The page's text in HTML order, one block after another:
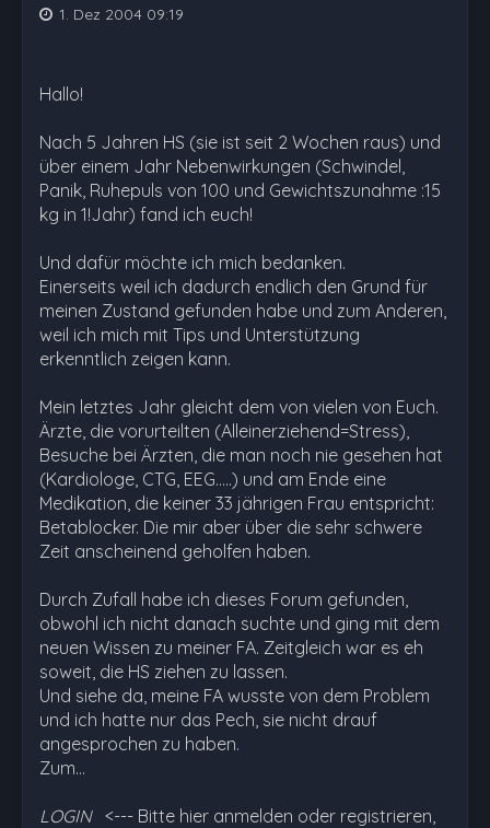
1. Dez 2004 09:19
Hallo!
Nach 5 Jahren HS (sie ist seit 2 Wochen raus) und
über einem Jahr Nebenwirkungen (Schwindel,
Panik, Ruhepuls von 100 und Gewichtszunahme :15
kg in 1!Jahr) fand ich euch!
Und dafür möchte ich mich bedanken.
Einerseits weil ich dadurch endlich den Grund für
meinen Zustand gefunden habe und zum Anderen,
weil ich mich mit Tips und Unterstützung
erkenntlich zeigen kann.
Mein letztes Jahr gleicht dem von vielen von Euch.
Ärzte, die vorurteilten (Alleinerziehend=Stress),
Besuche bei Ärzten, die man noch nie gesehen hat
(Kardiologe, CTG, EEG.....) und am Ende eine
Medikation, die keiner 33 jährigen Frau entspricht:
Betablocker. Die mir aber über die sehr schwere
Zeit anscheinend geholfen haben.
Durch Zufall habe ich dieses Forum gefunden,
obwohl ich nicht danach suchte und ging mit dem
neuen Wissen zu meiner FA. Zeitgleich war es eh
soweit, die HS ziehen zu lassen.
Und siehe da, meine FA wusste von dem Problem
und ich hatte nur das Pech, sie nicht drauf
angesprochen zu haben.
Zum…
LOGIN <--- Bitte hier anmelden oder registrieren,